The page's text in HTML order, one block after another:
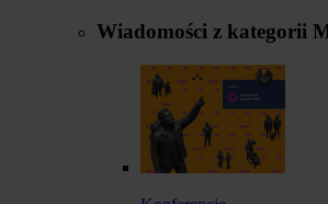
Wiadomości z kategorii